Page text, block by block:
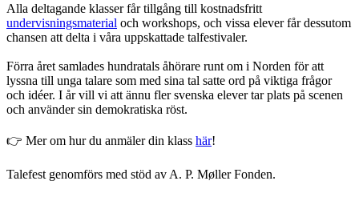
Alla deltagande klasser får tillgång till kostnadsfritt
undervisningsmaterial och workshops, och vissa elever får dessutom
chansen att delta i våra uppskattade talfestivaler.
Förra året samlades hundratals åhörare runt om i Norden för att
lyssna till unga talare som med sina tal satte ord på viktiga frågor
och idéer. I år vill vi att ännu fler svenska elever tar plats på scenen
och använder sin demokratiska röst.
👉 Mer om hur du anmäler din klass här!
Talefest genomförs med stöd av A. P. Møller Fonden.